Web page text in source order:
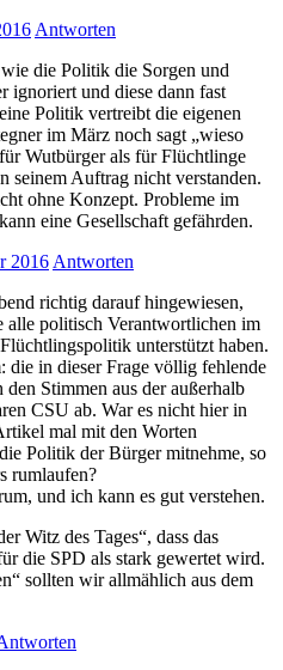
Antworten
die Politik die Sorgen und
ignoriert und diese dann fast
Politik vertreibt die eigenen
im März noch sagt „wieso
Wutbürger als für Flüchtlinge
seinem Auftrag nicht verstanden.
ohne Konzept. Probleme im
eine Gesellschaft gefährden.
2016 Antworten
richtig darauf hingewiesen,
alle politisch Verantwortlichen im
unterstützt haben.
die in dieser Frage völlig fehlende
Stimmen aus der außerhalb
CSU ab. War es nicht hier in
mal mit den Worten
Politik der Bürger mitnehme, so
rumlaufen?
und ich kann es gut verstehen.
Witz des Tages“, dass das
die SPD als stark gewertet wird.
sollten wir allmählich aus dem